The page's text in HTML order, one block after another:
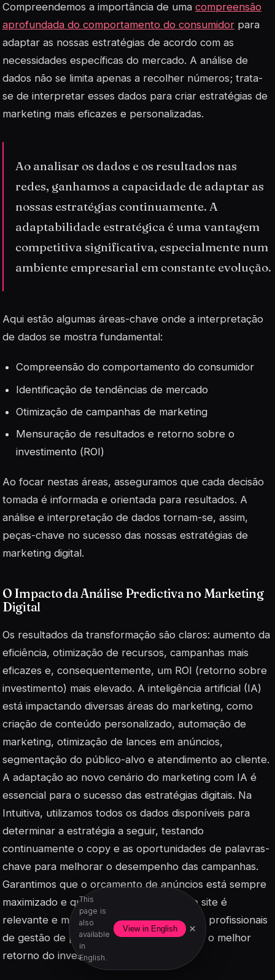
This
page is
also
available
in
English.
View in English ×
Compreendemos a importância de uma compreensão
aprofundada do comportamento do consumidor para
adaptar as nossas estratégias de acordo com as
necessidades específicas do mercado. A análise de
dados não se limita apenas a recolher números; trata-
se de interpretar esses dados para criar estratégias de
marketing mais eficazes e personalizadas.
Ao analisar os dados e os resultados nas
redes, ganhamos a capacidade de adaptar as
nossas estratégias continuamente. A
adaptabilidade estratégica é uma vantagem
competitiva significativa, especialmente num
ambiente empresarial em constante evolução.
Aqui estão algumas áreas-chave onde a interpretação
de dados se mostra fundamental:
Compreensão do comportamento do consumidor
Identificação de tendências de mercado
Otimização de campanhas de marketing
Mensuração de resultados e retorno sobre o
investimento (ROI)
Ao focar nestas áreas, asseguramos que cada decisão
tomada é informada e orientada para resultados. A
análise e interpretação de dados tornam-se, assim,
peças-chave no sucesso das nossas estratégias de
marketing digital.
O Impacto da Análise Predictiva no Marketing
Digital
Os resultados da transformação são claros: aumento da
eficiência, otimização de recursos, campanhas mais
eficazes e, consequentemente, um ROI (retorno sobre
investimento) mais elevado. A inteligência artificial (IA)
está impactando diversas áreas do marketing, como
criação de conteúdo personalizado, automação de
marketing, otimização de lances em anúncios,
segmentação do público-alvo e atendimento ao cliente.
A adaptação ao novo cenário do marketing com IA é
essencial para o sucesso das estratégias digitais. Na
Intuitiva, utilizamos todos os dados disponíveis para
determinar a estratégia a seguir, testando
continuamente o copy e as oportunidades de palavras-
chave para melhorar o desempenho das campanhas.
Garantimos que o orçamento de anúncios está sempre
maximizado e que o tráfego pago para o site é
relevante e monitorizado. Nossos serviços profissionais
de gestão de publicidade online garantem o melhor
retorno do investimento possível.